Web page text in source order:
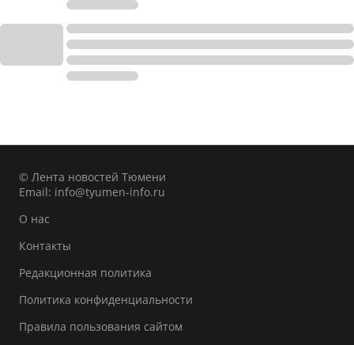
© Лента новостей Тюмени
Email: info@tyumen-info.ru
О нас
Контакты
Редакционная политика
Политика конфиденциальности
Правила пользования сайтом